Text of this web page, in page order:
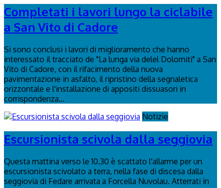
Completati i lavori lungo la ciclabile
a San Vito di Cadore
Si sono conclusi i lavori di miglioramento che hanno
interessato il tracciato de "La lunga via delel Dolomiti" a San
Vito di Cadore, con il rifacimento della nuova
pavimentazione in asfalto, il ripristino della segnaletica
orizzontale e l'installazione di appositi dissuasori in
corrispondenza...
Notizie
Escursionista scivola dalla seggiovia
Questa mattina verso le 10.30 è scattato l'allarme per un
escursionista scivolato a terra, nella fase di discesa dalla
seggiovia di Fedare arrivata a Forcella Nuvolau. Atterrati in